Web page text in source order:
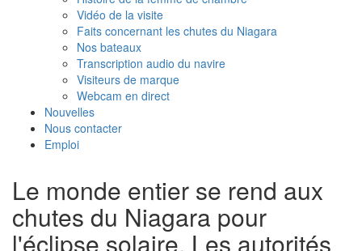
Vidéo de la visite
Faits concernant les chutes du Niagara
Nos bateaux
Transcription audio du navire
Visiteurs de marque
Webcam en direct
Nouvelles
Nous contacter
Emploi
Le monde entier se rend aux
chutes du Niagara pour
l'éclipse solaire. Les autorités